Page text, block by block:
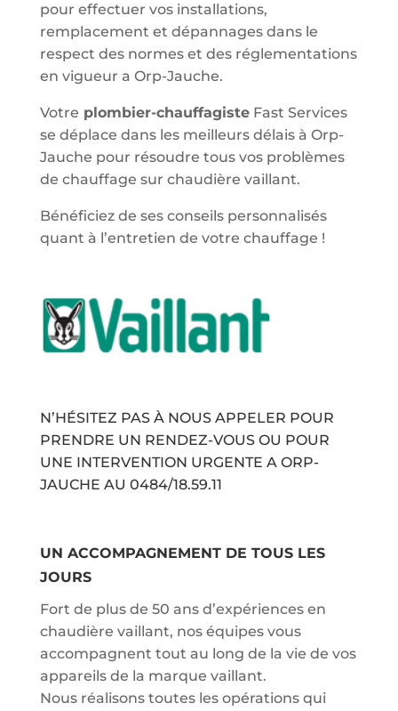
pour effectuer vos installations,
remplacement et dépannages dans le
respect des normes et des réglementations
en vigueur a Orp-Jauche.
Votre plombier-chauffagisteFast Services
se déplace dans les meilleurs délais à Orp-
Jauche pour résoudre tous vos problèmes
de chauffage sur chaudière vaillant.
Bénéficiez de ses conseils personnalisés
quant à l’entretien de votre chauffage !
N’HÉSITEZ PAS À NOUS APPELER POUR
PRENDRE UN RENDEZ-VOUS OU POUR
UNE INTERVENTION URGENTE A ORP-
JAUCHE AU 0484/18.59.11
UN ACCOMPAGNEMENT DE TOUS LES
JOURS
Fort de plus de 50 ans d’expériences en
chaudière vaillant, nos équipes vous
accompagnent tout au long de la vie de vos
appareils de la marque vaillant.
Nous réalisons toutes les opérations qui